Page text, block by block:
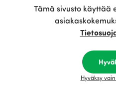
Jacquard neulos, Gepardi dots
29.90 EUR/m
Tämä sivusto käyttää
Hyväksy